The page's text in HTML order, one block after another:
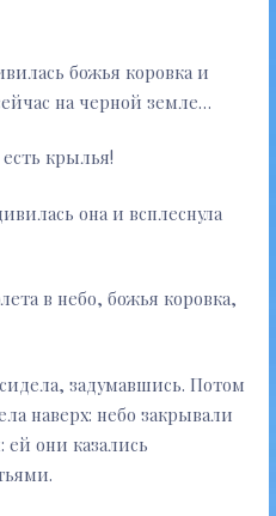
божья коровка и
на черной земле…
крылья!
она и всплеснула
в небо, божья коровка,
задумавшись. Потом
наверх: небо закрывали
они казались